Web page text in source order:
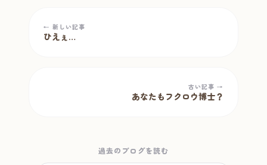
← 新しい記事
ひえぇ…
古い記事 →
あなたもフクロウ博士？
過去のブログを読む